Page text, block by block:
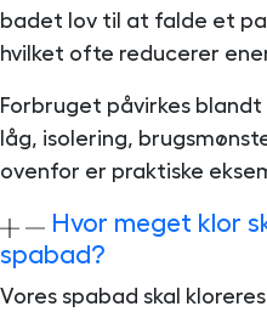
badet lov til at falde et
hvilket ofte reducerer
Forbruget påvirkes
låg, isolering,
ovenfor er praktiske
Hvor meget klor
spabad?
Vores spabad skal